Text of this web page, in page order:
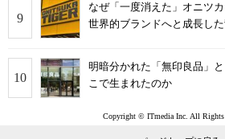
なぜ「一度消えた」オニツ
世界的ブランドへと成長し
明暗分かれた「無印良品」
こで生まれたのか
Copyright © ITmedia Inc. All Rights